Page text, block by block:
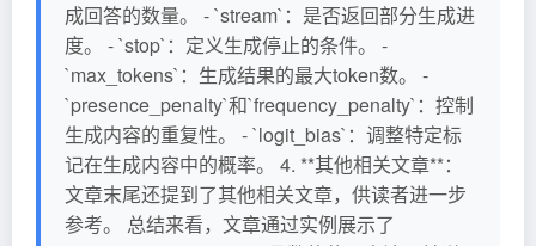
成回答的数量。 - `stream`：是否返回部分生成进
度。 - `stop`：定义生成停止的条件。 -
`max_tokens`：生成结果的最大token数。 -
`presence_penalty`和`frequency_penalty`：控制
生成内容的重复性。 - `logit_bias`：调整特定标
记在生成内容中的概率。 4. **其他相关文章**：
文章末尾还提到了其他相关文章，供读者进一步
参考。 总结来看，文章通过实例展示了